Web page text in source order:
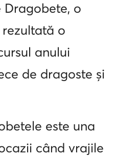
o
o
anului
de dragoste și
este una
când vrajile